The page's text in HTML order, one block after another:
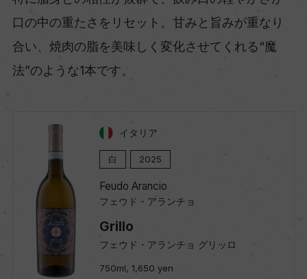
口の中の重たさをリセット。甘みと旨みが重なり
合い、焼肉の脂を美味しく変化させてくれる“魔
法”のような1本です。
イタリア
白 2025
Feudo Arancio
フェウド・アランチョ
Grillo
フェウド・アランチョ グリッロ
750ml, 1,650 yen